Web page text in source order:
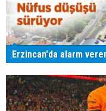
Erzincan'da alarm